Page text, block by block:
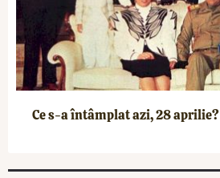
Ce s-a întâmplat azi, 28 aprilie?